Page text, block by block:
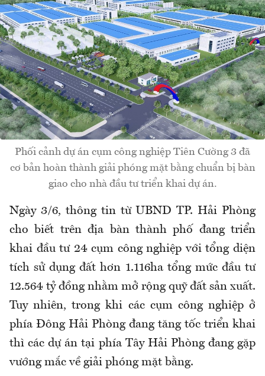
Phối cảnh dự án cụm công nghiệp Tiên Cường 3 đã
cơ bản hoàn thành giải phóng mặt bằng chuẩn bị bàn
giao cho nhà đầu tư triển khai dự án.
Ngày 3/6, thông tin từ UBND TP. Hải Phòng
cho biết trên địa bàn thành phố đang triển
khai đầu tư 24 cụm công nghiệp với tổng diện
tích sử dụng đất hơn 1.116ha tổng mức đầu tư
12.564 tỷ đồng nhằm mở rộng quỹ đất sản xuất.
Tuy nhiên, trong khi các cụm công nghiệp ở
phía Đông Hải Phòng đang tăng tốc triển khai
thì các dự án tại phía Tây Hải Phòng đang gặp
vướng mắc về giải phóng mặt bằng.